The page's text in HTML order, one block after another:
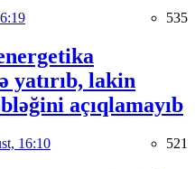
535
yatırıb, lakin
açıqlamayıb
16:10 521